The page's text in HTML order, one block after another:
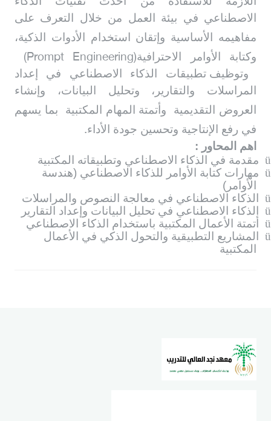
الاصطناعي في بيئة العمل من خلال التعرف على
مفاهيمه الأساسية وإتقان استخدام الأدوات الذكية،
وكتابة الأوامر الاحترافية(Prompt Engineering)
وتوظيف تطبيقات الذكاء الاصطناعي في إعداد
المراسلات والتقارير، وتحليل البيانات، وإنشاء
العروض التقديمية
وأتمتة المهام المكتبية
بما يسهم
في رفع الإنتاجية وتحسين جودة الأداء.
اهم المحاور :
ü مقدمة في الذكاء الاصطناعي وتطبيقاته المكتبية
ü مهارات كتابة الأوامر للذكاء الاصطناعي (هندسة
الأوامر)
ü
الذكاء الاصطناعي في معالجة النصوص والمراسلات
ü
الذكاء الاصطناعي في تحليل البيانات وإعداد التقارير
ü
أتمتة الأعمال المكتبية باستخدام الذكاء الاصطناعي
ü
المشاريع التطبيقية والتحول الذكي في الأعمال
المكتبية